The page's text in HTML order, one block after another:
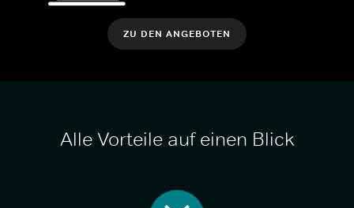
ZU DEN ANGEBOTEN
Alle Vorteile auf einen Blick